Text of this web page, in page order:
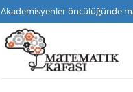
Akademisyenler öncülüğünde